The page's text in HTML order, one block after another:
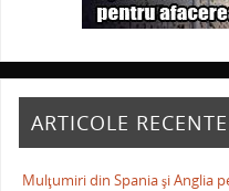
ARTICOLE RECENTE
Mulţumiri din Spania şi Anglia